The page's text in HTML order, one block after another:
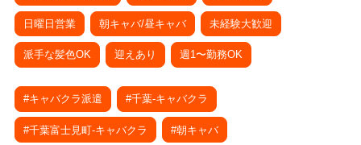
日曜日営業 朝キャバ/昼キャバ 未経験大歓迎
派手な髪色OK 迎えあり 週1〜勤務OK
#キャバクラ派遣 #千葉-キャバクラ
#千葉富士見町-キャバクラ #朝キャバ